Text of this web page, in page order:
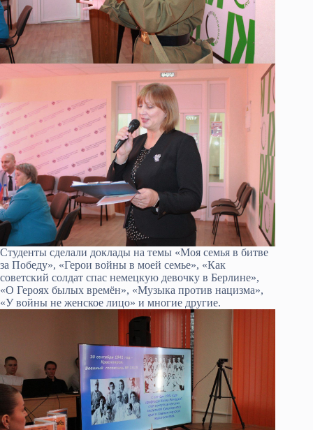
Студенты сделали доклады на темы «Моя семья в битве
за Победу», «Герои войны в моей семье», «Как
советский солдат спас немецкую девочку в Берлине»,
«О Героях былых времён», «Музыка против нацизма»,
«У войны не женское лицо» и многие другие.